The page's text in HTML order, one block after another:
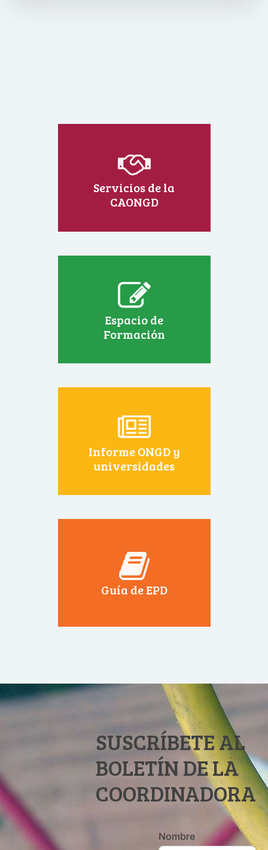
Servicios de la
CAONGD
Espacio de
Formación
Informe ONGD y
universidades
Guía de EPD
SUSCRÍBETE AL
BOLETÍN DE LA
COORDINADORA
Nombre